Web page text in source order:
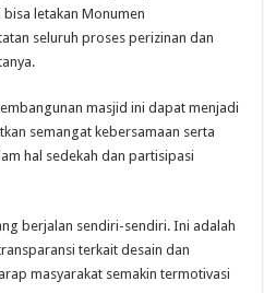
bisa letakan Monumen
seluruh proses perizinan dan
masjid ini dapat menjadi
semangat kebersamaan serta
hal sedekah dan partisipasi
berjalan sendiri-sendiri. Ini adalah
terkait desain dan
masyarakat semakin termotivasi